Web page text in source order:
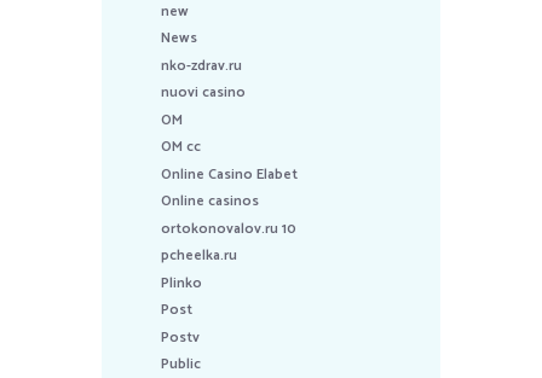
new
News
nko-zdrav.ru
nuovi casino
OM
OM cc
Online Casino Elabet
Online casinos
ortokonovalov.ru 10
pcheelka.ru
Plinko
Post
Postv
Public